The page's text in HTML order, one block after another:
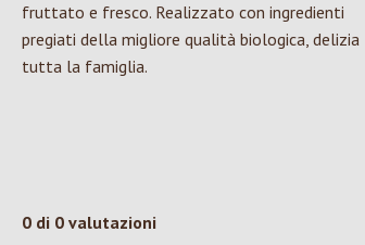
fruttato e fresco. Realizzato con ingredienti
pregiati della migliore qualità biologica, delizia
tutta la famiglia.
0 di 0 valutazioni